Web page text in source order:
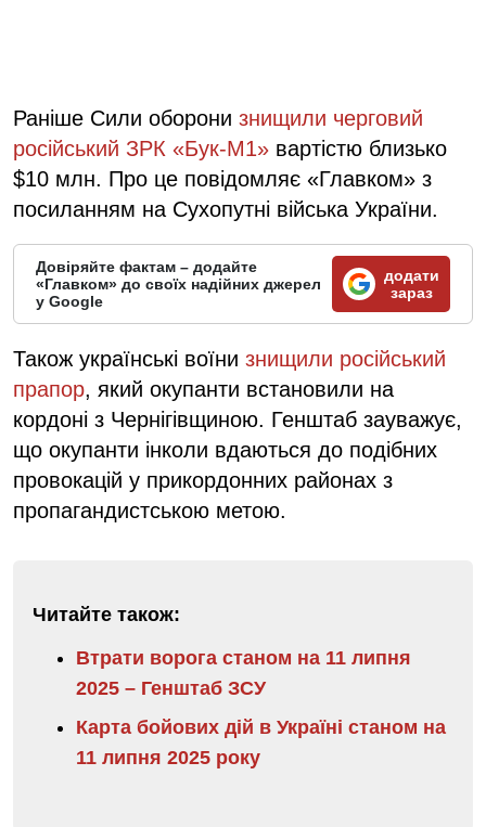
Раніше Сили оборони знищили черговий
російський ЗРК «Бук-М1» вартістю близько
$10 млн. Про це повідомляє «Главком» з
посиланням на Сухопутні війська України.
Довіряйте фактам – додайте
«Главком» до своїх надійних джерел
у Google
додати
зараз
Також українські воїни знищили російський
прапор, який окупанти встановили на
кордоні з Чернігівщиною. Генштаб зауважує,
що окупанти інколи вдаються до подібних
провокацій у прикордонних районах з
пропагандистською метою.
Читайте також:
Втрати ворога станом на 11 липня
2025 – Генштаб ЗСУ
Карта бойових дій в Україні станом на
11 липня 2025 року